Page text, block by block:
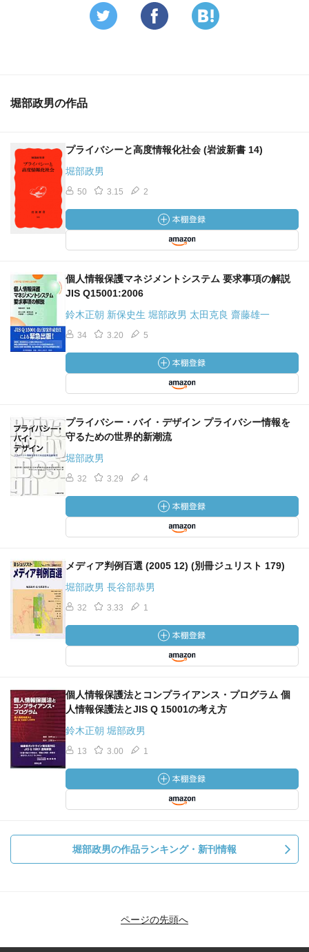
堀部政男の作品
プライバシーと高度情報化社会 (岩波新書 14)
堀部政男
50 3.15 2
個人情報保護マネジメントシステム 要求事項の解説
JIS Q15001:2006
鈴木正朝 新保史生 堀部政男 太田克良 齋藤雄一
34 3.20 5
プライバシー・バイ・デザイン プライバシー情報を
守るための世界的新潮流
堀部政男
32 3.29 4
メディア判例百選 (2005 12) (別冊ジュリスト 179)
堀部政男 長谷部恭男
32 3.33 1
個人情報保護法とコンプライアンス・プログラム 個
人情報保護法とJIS Q 15001の考え方
鈴木正朝 堀部政男
13 3.00 1
堀部政男の作品ランキング・新刊情報
ページの先頭へ